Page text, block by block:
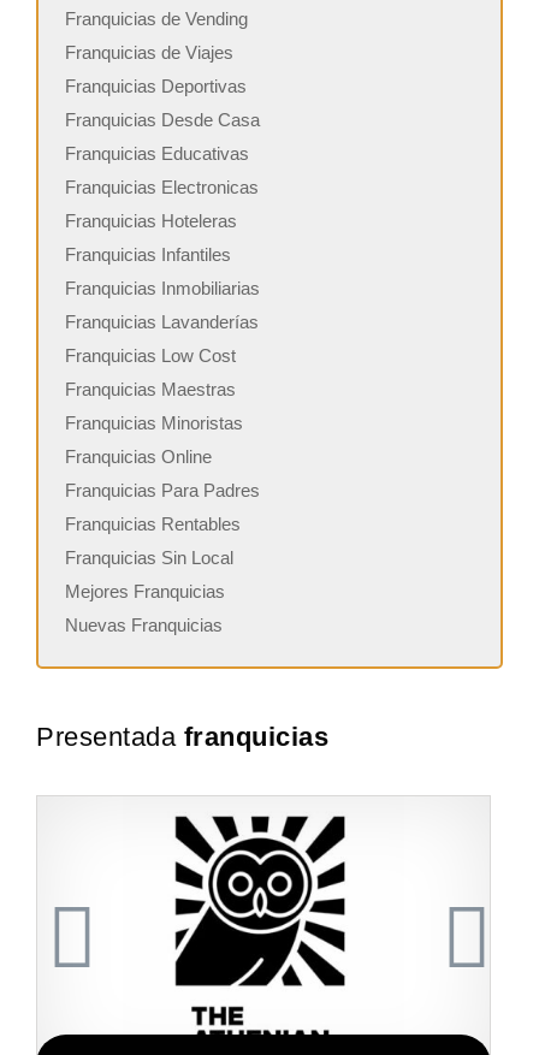
Franquicias de Vending
Franquicias de Viajes
Franquicias Deportivas
Franquicias Desde Casa
Franquicias Educativas
Franquicias Electronicas
Franquicias Hoteleras
Franquicias Infantiles
Franquicias Inmobiliarias
Franquicias Lavanderías
Franquicias Low Cost
Franquicias Maestras
Franquicias Minoristas
Franquicias Online
Franquicias Para Padres
Franquicias Rentables
Franquicias Sin Local
Mejores Franquicias
Nuevas Franquicias
Presentada franquicias